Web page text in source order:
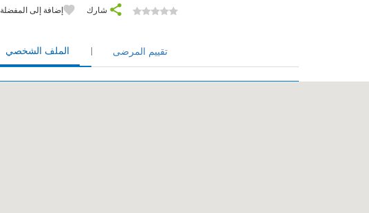
شارك إضافة إلى المفضلة
الملف الشخصي تقييم المرضى